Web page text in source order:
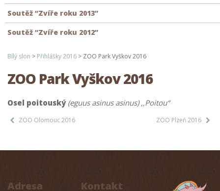
Soutěž “Zvíře roku 2013”
Soutěž “Zvíře roku 2012”
Bílý slon > Přihlášky 2016 > ZOO Park Vyškov 2016
ZOO Park Vyškov 2016
Osel poitouský (eguus asinus asinus) ,,Poitou“
ZOO Olomouc 2016 ZOO Plzeň 2016
Adresa Kontakt